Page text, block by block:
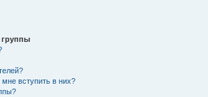
группы
мне вступить в них?